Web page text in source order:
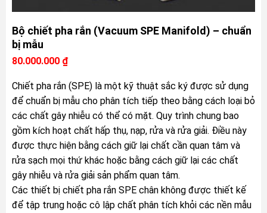
Bộ chiết pha rắn (Vacuum SPE Manifold) – chuẩn
bị mẫu
80.000.000 ₫
Chiết pha rắn (SPE) là một kỹ thuật sắc ký được sử dụng
để chuẩn bị mẫu cho phân tích tiếp theo bằng cách loại bỏ
các chất gây nhiễu có thể có mặt. Quy trình chung bao
gồm kích hoạt chất hấp thụ, nạp, rửa và rửa giải. Điều này
được thực hiện bằng cách giữ lại chất cần quan tâm và
rửa sạch mọi thứ khác hoặc bằng cách giữ lại các chất
gây nhiễu và rửa giải sản phẩm quan tâm.
Các thiết bị chiết pha rắn SPE chân không được thiết kế
để tập trung hoặc cô lập chất phân tích khỏi các nền mẫu